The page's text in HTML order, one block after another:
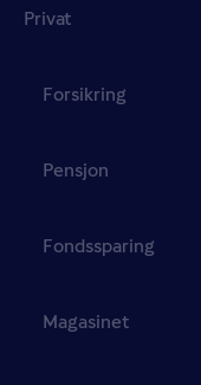
Privat
Forsikring
Pensjon
Fondssparing
Magasinet